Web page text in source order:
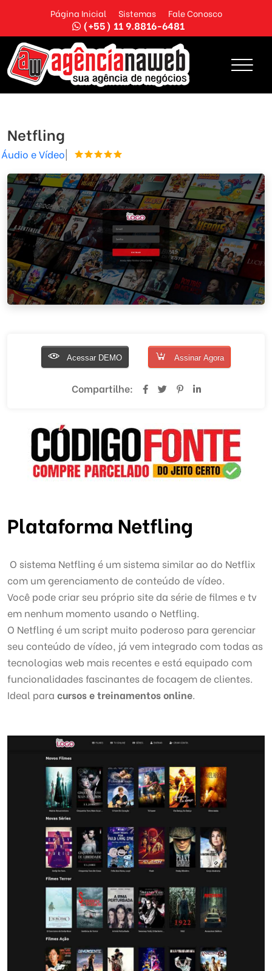
Página Inicial Sistemas Fale Conosco
(+55) 11 9.8816-6481
Netfling
Áudio e Vídeo|
Acessar DEMO Assinar Agora
Compartilhe:
Plataforma Netfling
O sistema Netfling é um sistema similar ao do Netflix
com um gerenciamento de conteúdo de vídeo.
Você pode criar seu próprio site da série de filmes e tv
em nenhum momento usando o Netfling.
O Netfling é um script muito poderoso para gerenciar
seu conteúdo de vídeo, já vem integrado com todas as
tecnologias web mais recentes e está equipado com
funcionalidades fascinantes de focagem de clientes.
Ideal para cursos e treinamentos online